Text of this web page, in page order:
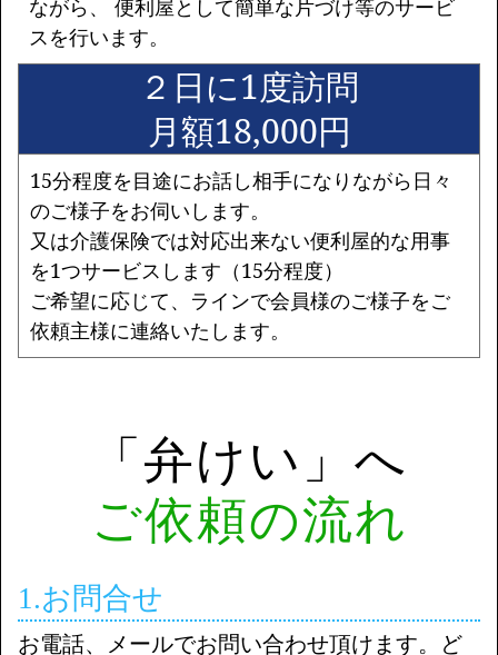
ながら、 便利屋として簡単な片づけ等のサービ
スを行います。
２日に1度訪問
月額18,000円
15分程度を目途にお話し相手になりながら日々
のご様子をお伺いします。
又は介護保険では対応出来ない便利屋的な用事
を1つサービスします（15分程度）
ご希望に応じて、ラインで会員様のご様子をご
依頼主様に連絡いたします。
「弁けい」へ
ご依頼の流れ
1.お問合せ
お電話、メールでお問い合わせ頂けます。ど